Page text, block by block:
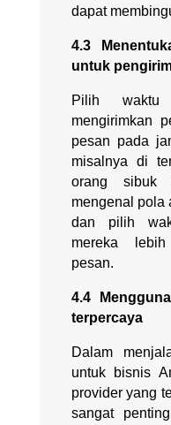
dapat
4.3
untuk
Pilih
mengirimkan
pesan pada
misalnya di
orang sibuk
mengenal pola
dan pilih
mereka
pesan.
4.4
terpercaya
Dalam
untuk bisnis
provider yang
sangat